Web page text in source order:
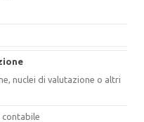
nuclei di valutazione o altri
contabile